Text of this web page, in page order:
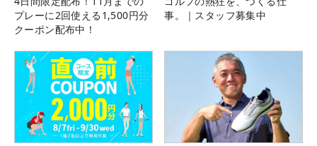
プレーに2回使える1,500円分
クーポン配布中！
事。｜スタッフ募集中